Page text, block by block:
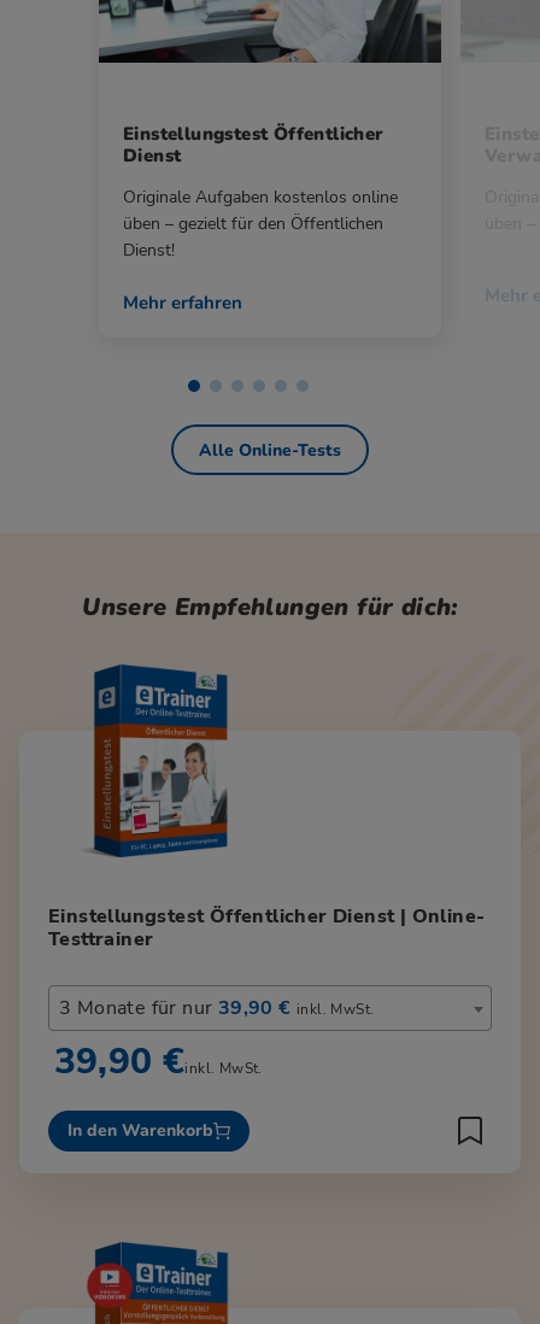
Einstellungstest Öffentlicher
Dienst
Originale Aufgaben kostenlos online
üben – gezielt für den Öffentlichen
Dienst!
Mehr erfahren Mehr
Alle Online-Tests
Unsere Empfehlungen für dich:
Einstellungstest Öffentlicher Dienst | Online-
Testtrainer
3 Monate für nur 39,90 € inkl. MwSt.
39,90 €inkl. MwSt.
In den Warenkorb